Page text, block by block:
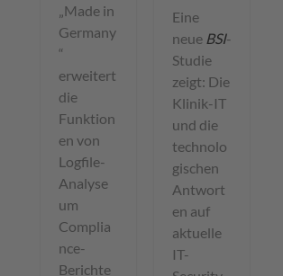
„Made in
Germany
“
erweitert
die
Funktion
en von
Logfile-
Analyse
um
Complia
nce-
Berichte
Eine
neue BSI-
Studie
zeigt: Die
Klinik-IT
und die
technolo
gischen
Antwort
en auf
aktuelle
IT-